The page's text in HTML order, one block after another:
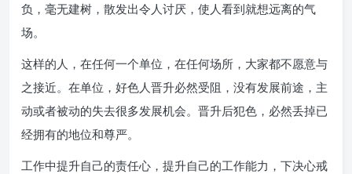
负，毫无建树，散发出令人讨厌，使人看到就想远离的气
场。
这样的人，在任何一个单位，在任何场所，大家都不愿意与
之接近。在单位，好色人晋升必然受阻，没有发展前途，主
动或者被动的失去很多发展机会。晋升后犯色，必然丢掉已
经拥有的地位和尊严。
工作中提升自己的责任心，提升自己的工作能力，下决心戒